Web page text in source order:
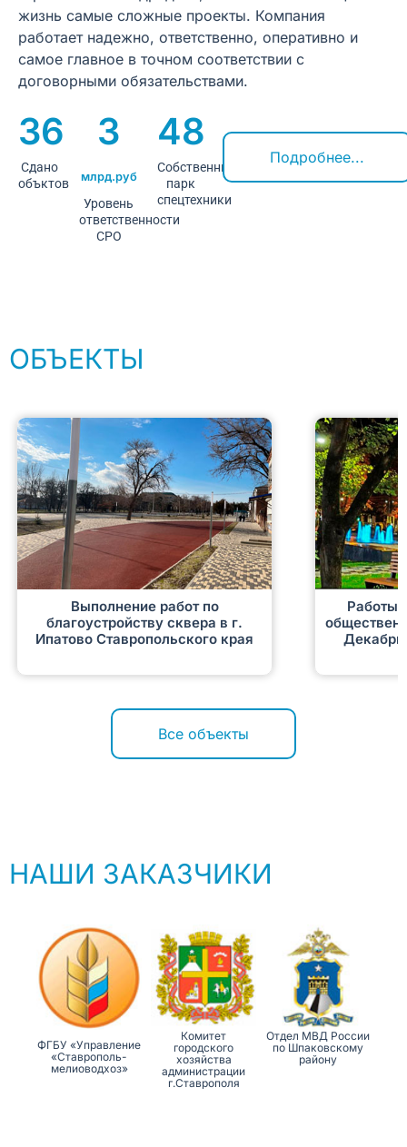
жизнь самые сложные проекты. Компания
работает надежно, ответственно, оперативно и
самое главное в точном соответствии с
договорными обязательствами.
36
Сдано
объктов
3
млрд.руб
Уровень
ответственности
СРО
48
Собственный
парк
спецтехники
Подробнее...
ОБЪЕКТЫ
Выполнение работ по
благоустройству сквера в г.
Ипатово Ставропольского края
Работы
Все объекты
НАШИ ЗАКАЗЧИКИ
«Управление
«Ставрополь-
мелиоводхоз»
Комитет
городского
хозяйства
администрации
г.Ставрополя
Отдел МВД России
по Шпаковскому